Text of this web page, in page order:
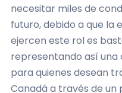
necesitar miles de
futuro, debido a que la
ejercen este rol es
representando así
para quienes desean
Canadá a través de